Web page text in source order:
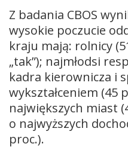
Z badania CBOS
wysokie poczucie
kraju mają: rolnicy
„tak”); najmłodsi
kadra kierownicza i
wykształceniem (45
największych miast
o najwyższych
proc.).